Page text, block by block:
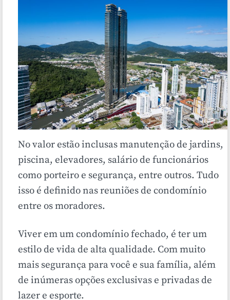
No valor estão inclusas manutenção de jardins,
piscina, elevadores, salário de funcionários
como porteiro e segurança, entre outros. Tudo
isso é definido nas reuniões de condomínio
entre os moradores.
Viver em um condomínio fechado, é ter um
estilo de vida de alta qualidade. Com muito
mais segurança para você e sua família, além
de inúmeras opções exclusivas e privadas de
lazer e esporte.